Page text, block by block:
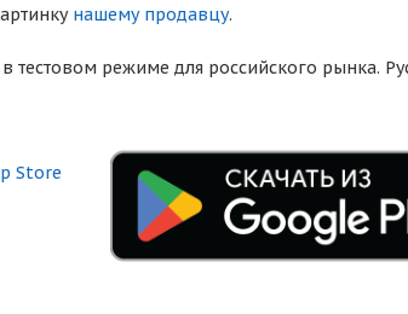
нашему продавцу.
тестовом режиме для российского рынка.